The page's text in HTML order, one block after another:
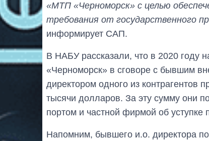
«МТП «Черноморск» с целью
требования от государственного
информирует САП.
В НАБУ рассказали, что в 2020 году
«Черноморск» в сговоре с бывшим
директором одного из контрагентов
тысячи долларов. За эту сумму они
портом и частной фирмой об уступке
Напомним, бывшего и.о. директора